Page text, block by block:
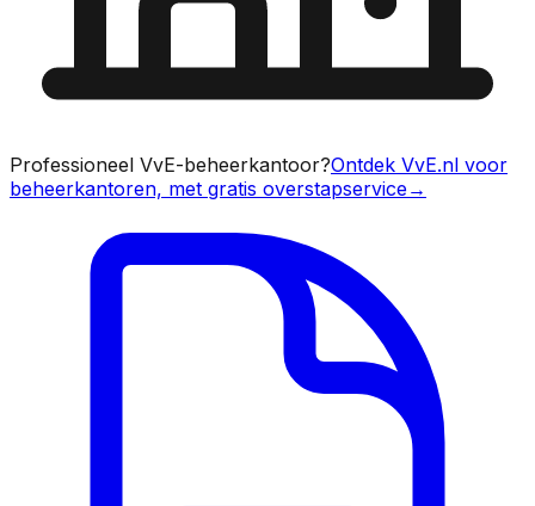
Professioneel VvE-beheerkantoor?Ontdek VvE.nl voor
beheerkantoren, met gratis overstapservice→